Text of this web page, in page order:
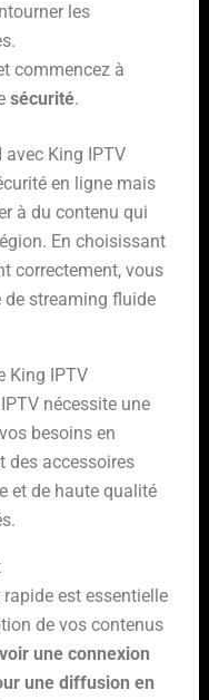
les
commencez à
sécurité.
avec King IPTV
en ligne mais
à du contenu qui
En choisissant
correctement, vous
de streaming fluide
King IPTV
nécessite une
besoins en
des accessoires
et de haute qualité
est essentielle
de vos contenus
une connexion
une diffusion en